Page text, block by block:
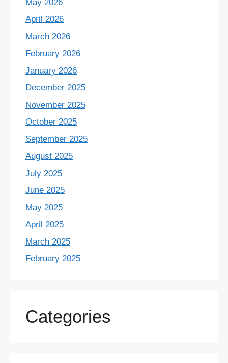
May 2026
April 2026
March 2026
February 2026
January 2026
December 2025
November 2025
October 2025
September 2025
August 2025
July 2025
June 2025
May 2025
April 2025
March 2025
February 2025
Categories